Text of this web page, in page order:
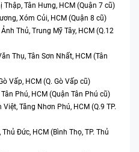
Thập, Tân Hưng, HCM (Quận 7 cũ)
Xóm Củi, HCM (Quận 8 cũ)
Thủ, Trung Mỹ Tây, HCM (Q.12
Thụ, Tân Sơn Nhất, HCM (Tân
Vấp, HCM (Q. Gò Vấp cũ)
Phú, HCM (Quận Tân Phú cũ)
Việt, Tăng Nhơn Phú, HCM (Q.9 TP.
Đức, HCM (Bình Thọ, TP. Thủ